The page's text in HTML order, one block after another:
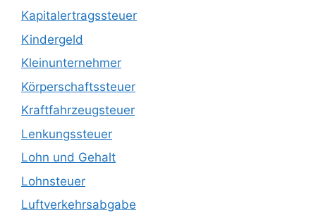
Kapitalertragssteuer
Kindergeld
Kleinunternehmer
Körperschaftssteuer
Kraftfahrzeugsteuer
Lenkungssteuer
Lohn und Gehalt
Lohnsteuer
Luftverkehrsabgabe